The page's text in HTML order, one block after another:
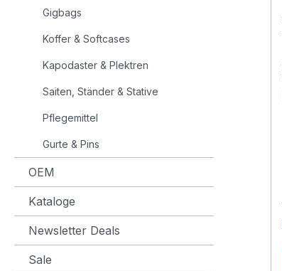
Gigbags
Koffer & Softcases
Kapodaster & Plektren
Saiten, Ständer & Stative
Pflegemittel
Gurte & Pins
OEM
Kataloge
Newsletter Deals
Sale